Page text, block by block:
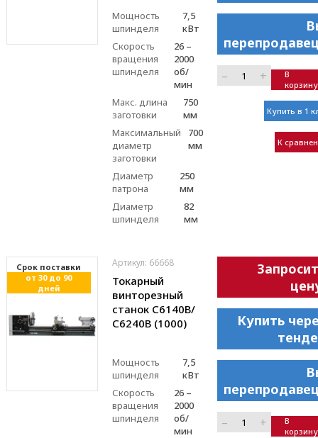
Мощность
шпинделя
7,5
кВт
Скорость
вращения
шпинделя
26 –
2000
об/
мин
Макс. длина
заготовки
750
мм
Максимальный
диаметр
заготовки
700
мм
Диаметр
патрона
250
мм
Диаметр
шпинделя
82
мм
– +
В
корзину
Купить в 1
К
Cрок поставки
от 30 до 90
дней
Артикул: 66668
Токарный
винторезный
станок С6140В/
С6240В (1000)
Мощность
шпинделя
7,5
кВт
Скорость
вращения
шпинделя
26 –
2000
об/
мин
Купить
– +
В
корзину